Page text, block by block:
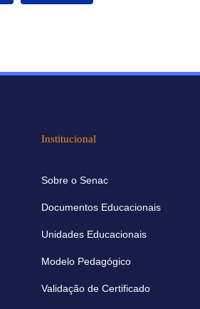
Institucional
Sobre o Senac
Documentos Educacionais
Unidades Educacionais
Modelo Pedagógico
Validação de Certificado